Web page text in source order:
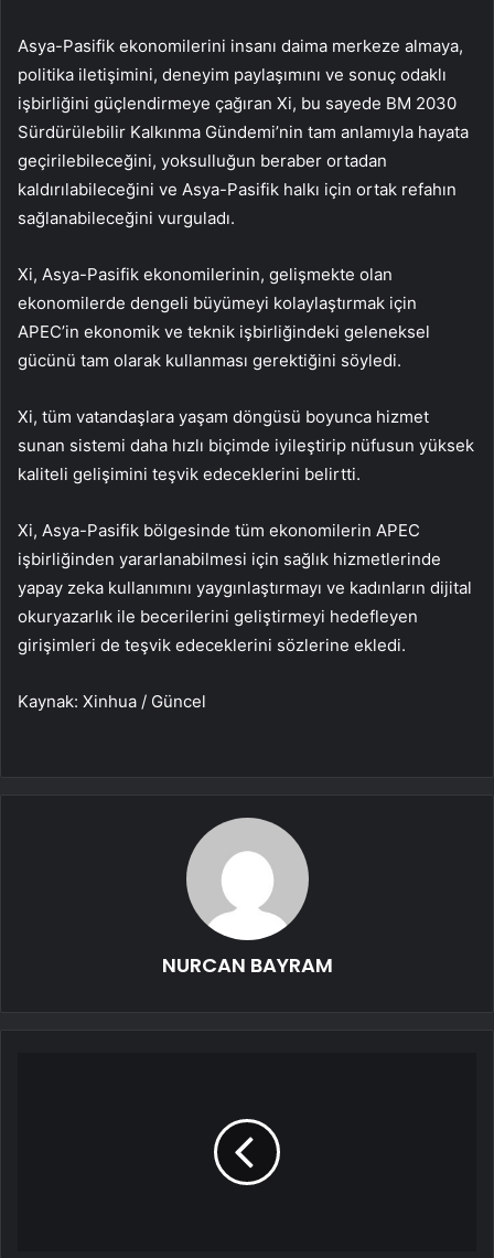
Asya-Pasifik ekonomilerini insanı daima merkeze almaya,
politika iletişimini, deneyim paylaşımını ve sonuç odaklı
işbirliğini güçlendirmeye çağıran Xi, bu sayede BM 2030
Sürdürülebilir Kalkınma Gündemi’nin tam anlamıyla hayata
geçirilebileceğini, yoksulluğun beraber ortadan
kaldırılabileceğini ve Asya-Pasifik halkı için ortak refahın
sağlanabileceğini vurguladı.
Xi, Asya-Pasifik ekonomilerinin, gelişmekte olan
ekonomilerde dengeli büyümeyi kolaylaştırmak için
APEC’in ekonomik ve teknik işbirliğindeki geleneksel
gücünü tam olarak kullanması gerektiğini söyledi.
Xi, tüm vatandaşlara yaşam döngüsü boyunca hizmet
sunan sistemi daha hızlı biçimde iyileştirip nüfusun yüksek
kaliteli gelişimini teşvik edeceklerini belirtti.
Xi, Asya-Pasifik bölgesinde tüm ekonomilerin APEC
işbirliğinden yararlanabilmesi için sağlık hizmetlerinde
yapay zeka kullanımını yaygınlaştırmayı ve kadınların dijital
okuryazarlık ile becerilerini geliştirmeyi hedefleyen
girişimleri de teşvik edeceklerini sözlerine ekledi.
Kaynak: Xinhua / Güncel
NURCAN BAYRAM